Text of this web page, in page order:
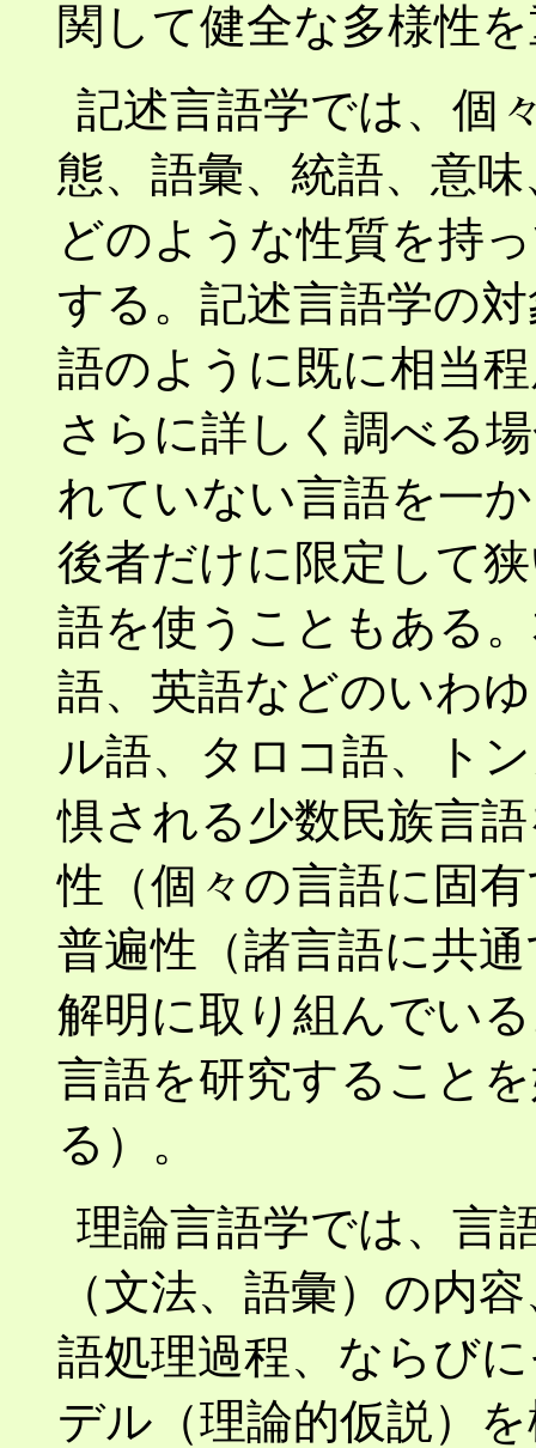
関して健全な多様性
記述言語学では、個
態、語彙、統語、意
どのような性質を持
する。記述言語学の
語のように既に相当
さらに詳しく調べる
れていない言語を一
後者だけに限定して
語を使うこともある
語、英語などのいわ
ル語、タロコ語、ト
惧される少数民族言
性（個々の言語に固
普遍性（諸言語に共
解明に取り組んでい
言語を研究すること
る）。
理論言語学では、言
（文法、語彙）の内
語処理過程、ならび
デル（理論的仮説）